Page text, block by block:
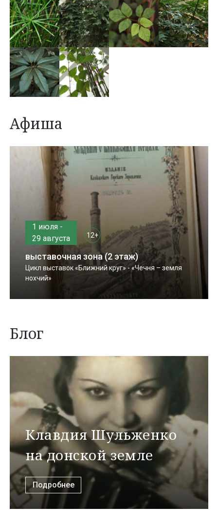
Афиша
1 июля -
29 августа
12+
выставочная зона (2 этаж)
Цикл выставок «Ближний круг» - «Чечня – земля
нохчий»
Блог
Клавдия Шульженко
на донской земле
Подробнее